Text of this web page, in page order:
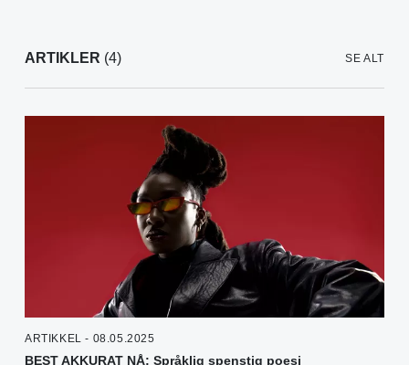
ARTIKLER (4) SE ALT
ARTIKKEL - 08.05.2025
BEST AKKURAT NÅ: Språklig spenstig poesi